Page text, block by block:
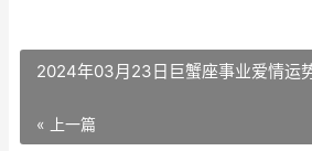
2024年03月23日巨蟹座事业爱情运
« 上一篇